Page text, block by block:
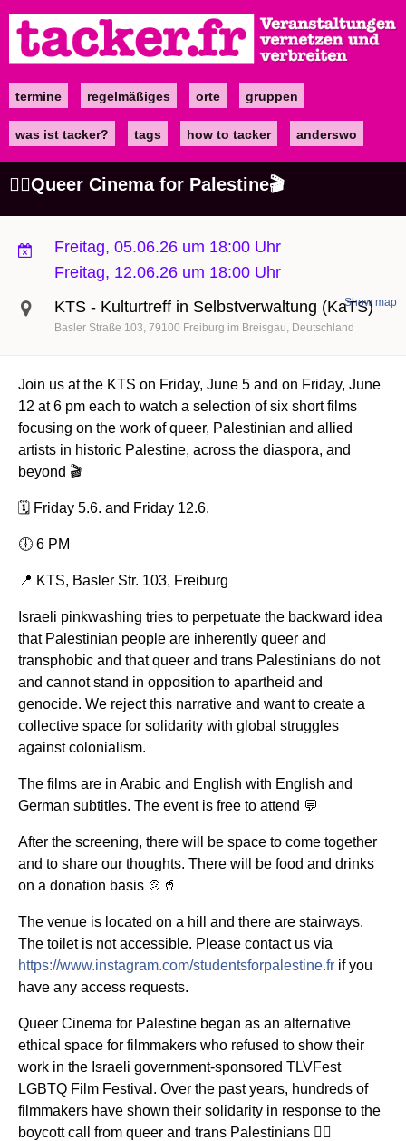
zum
Inhalt
Maintermine regelmäßiges orte gruppen
was ist tacker? tags how to tacker anderswo
🏳️‍🌈Queer Cinema for Palestine🎬
Freitag, 05.06.26 um 18:00 Uhr
Freitag, 12.06.26 um 18:00 Uhr
KTS - Kulturtreff in Selbstverwaltung (KaTS)
Basler Straße 103 79100 Freiburg im Breisgau Deutschland
Show map
Join us at the KTS on Friday, June 5 and on Friday, June
12 at 6 pm each to watch a selection of six short films
focusing on the work of queer, Palestinian and allied
artists in historic Palestine, across the diaspora, and
beyond 🎬
🗓️ Friday 5.6. and Friday 12.6.
🕕 6 PM
📍 KTS, Basler Str. 103, Freiburg
Israeli pinkwashing tries to perpetuate the backward idea
that Palestinian people are inherently queer and
transphobic and that queer and trans Palestinians do not
and cannot stand in opposition to apartheid and
genocide. We reject this narrative and want to create a
collective space for solidarity with global struggles
against colonialism.
The films are in Arabic and English with English and
German subtitles. The event is free to attend 💬
After the screening, there will be space to come together
and to share our thoughts. There will be food and drinks
on a donation basis 🍲🥤
The venue is located on a hill and there are stairways.
The toilet is not accessible. Please contact us via
https://www.instagram.com/studentsforpalestine.fr if you
have any access requests.
Queer Cinema for Palestine began as an alternative
ethical space for filmmakers who refused to show their
work in the Israeli government-sponsored TLVFest
LGBTQ Film Festival. Over the past years, hundreds of
filmmakers have shown their solidarity in response to the
boycott call from queer and trans Palestinians 🏳️‍🌈